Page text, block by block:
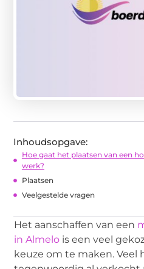
Inhoudsopgave:
Hoe gaat het plaatsen van een
werk?
Plaatsen
Veelgestelde vragen
Het aanschaffen van een
in Almelo is een veel
keuze om te maken. Veel